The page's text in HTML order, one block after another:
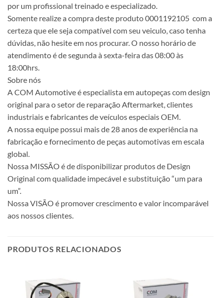
por um profissional treinado e especializado.
Somente realize a compra deste produto 0001192105 com a
certeza que ele seja compatível com seu veiculo, caso tenha
dúvidas, não hesite em nos procurar. O nosso horário de
atendimento é de segunda à sexta-feira das 08:00 às
18:00hrs.
Sobre nós
A COM Automotive é especialista em autopeças com design
original para o setor de reparação Aftermarket, clientes
industriais e fabricantes de veículos especiais OEM.
A nossa equipe possui mais de 28 anos de experiência na
fabricação e fornecimento de peças automotivas em escala
global.
Nossa MISSÃO é de disponibilizar produtos de Design
Original com qualidade impecável e substituição “um para
um”.
Nossa VISÃO é promover crescimento e valor incomparável
aos nossos clientes.
PRODUTOS RELACIONADOS